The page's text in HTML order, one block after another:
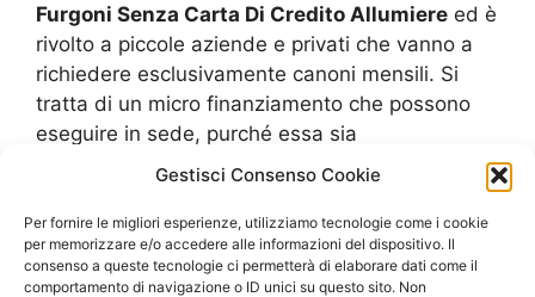
Gestisci Consenso Cookie
Per fornire le migliori esperienze, utilizziamo tecnologie come i cookie
per memorizzare e/o accedere alle informazioni del dispositivo. Il
consenso a queste tecnologie ci permetterà di elaborare dati come il
comportamento di navigazione o ID unici su questo sito. Non
Furgoni Senza Carta Di Credito Allumiere ed è
rivolto a piccole aziende e privati che vanno a
richiedere esclusivamente canoni mensili. Si
tratta di un micro finanziamento che possono
eseguire in sede, purché essa sia
convenzionata, con una agenzia di prestiti che
poiché la legge è già intervenuta per limitare
questo tipo di problema, è di 1.000 euro e si
deve presentare una busta paga reale, per